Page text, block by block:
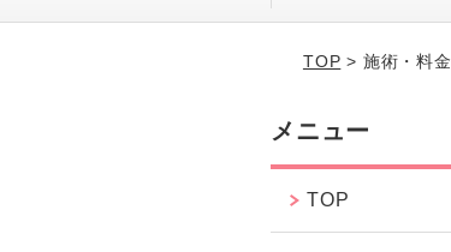
TOP > 施術・料金
メニュー
TOP